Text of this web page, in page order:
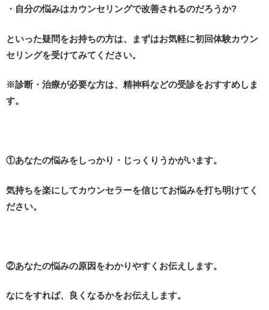
・自分の悩みはカウンセリングで改善されるのだろうか?
といった疑問をお持ちの方は、まずはお気軽に初回体験カウン
セリングを受けてみてください。
※診断・治療が必要な方は、精神科などの受診をおすすめしま
す。
①あなたの悩みをしっかり・じっくりうかがいます。
気持ちを楽にしてカウンセラーを信じてお悩みを打ち明けてく
ださい。
②あなたの悩みの原因をわかりやすくお伝えします。
なにをすれば、良くなるかをお伝えします。